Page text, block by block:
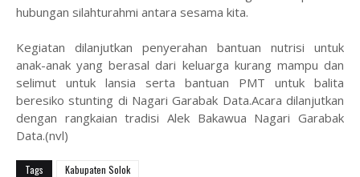
hubungan silahturahmi antara sesama kita.
Kegiatan dilanjutkan penyerahan bantuan nutrisi untuk
anak-anak yang berasal dari keluarga kurang mampu dan
selimut untuk lansia serta bantuan PMT untuk balita
beresiko stunting di Nagari Garabak Data.Acara dilanjutkan
dengan rangkaian tradisi Alek Bakawua Nagari Garabak
Data.(nvl)
Tags Kabupaten Solok